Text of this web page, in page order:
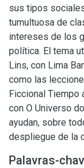
sus tipos
tumultuosa de
intereses de los
política. El tema
Lins, con Lima
como las
Ficcional Tiempo
con O Universo
ayudan, sobre
despliegue de la
Palavras-